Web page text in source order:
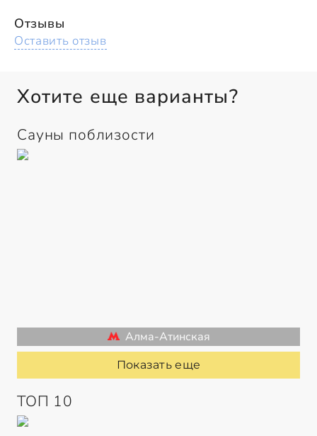
Отзывы
Оставить отзыв
Хотите еще варианты?
Сауны поблизости
Алма-Атинская
Показать еще
ТОП 10